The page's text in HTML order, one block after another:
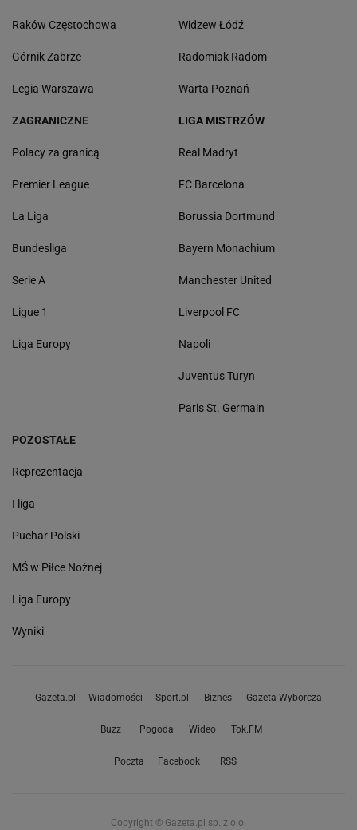
Raków Częstochowa
Górnik Zabrze
Legia Warszawa
Widzew Łódź
Radomiak Radom
Warta Poznań
ZAGRANICZNE
Polacy za granicą
Premier League
La Liga
Bundesliga
Serie A
Ligue 1
Liga Europy
LIGA MISTRZÓW
Real Madryt
FC Barcelona
Borussia Dortmund
Bayern Monachium
Manchester United
Liverpool FC
Napoli
Juventus Turyn
Paris St. Germain
POZOSTAŁE
Reprezentacja
I liga
Puchar Polski
MŚ w Piłce Nożnej
Liga Europy
Wyniki
Gazeta.pl Wiadomości Sport.pl Biznes Gazeta Wyborcza
Buzz Pogoda Wideo Tok.FM
Poczta Facebook RSS
Copyright © Gazeta.pl sp. z o.o.